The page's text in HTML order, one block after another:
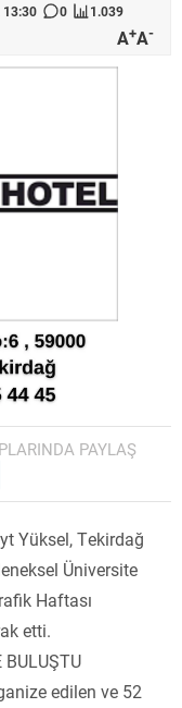
13:30 0 1.039
A+A-
PAYLAŞ
Yüksel, Tekirdağ
Üniversite
Haftası
etti.
BULUŞTU
edilen ve 52